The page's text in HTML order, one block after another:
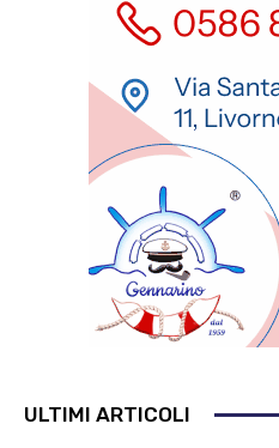
ULTIMI ARTICOLI